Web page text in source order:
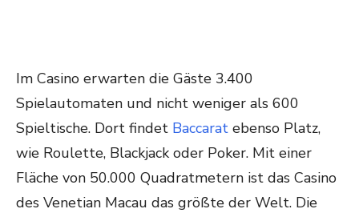
Im Casino erwarten die Gäste 3.400
Spielautomaten und nicht weniger als 600
Spieltische. Dort findet Baccarat ebenso Platz,
wie Roulette, Blackjack oder Poker. Mit einer
Fläche von 50.000 Quadratmetern ist das Casino
des Venetian Macau das größte der Welt. Die